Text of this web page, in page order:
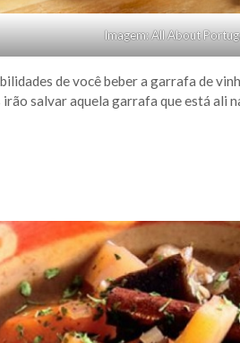
Imagem: All About
de você beber a garrafa de
salvar aquela garrafa que está ali